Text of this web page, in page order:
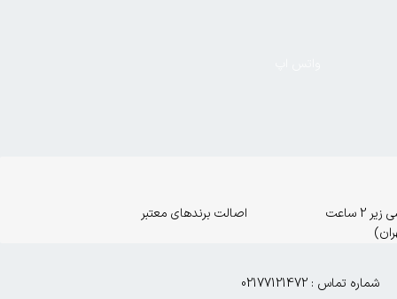
اصالت برندهای معتبر
ارسال اورژانسی زیر 2 ساعت
شماره تماس : 02177121472